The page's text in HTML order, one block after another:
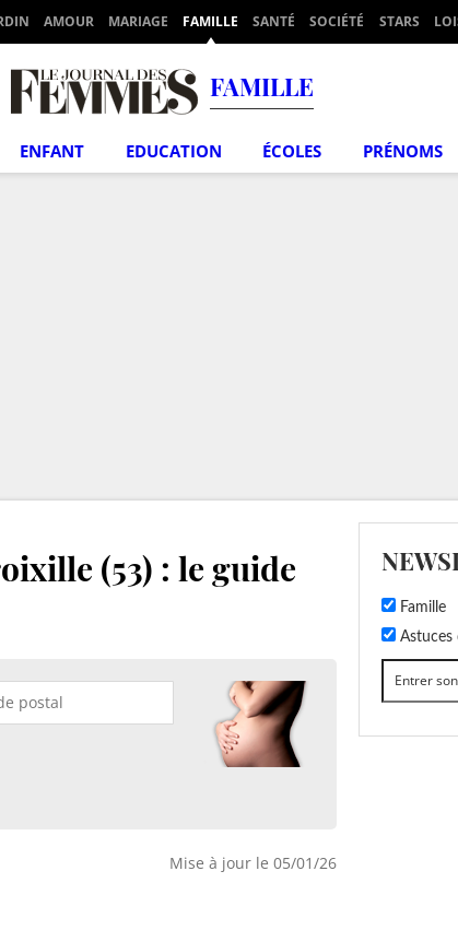
AMOUR MARIAGE FAMILLE SANTÉ SOCIÉTÉ STARS
FAMILLE
ENFANT EDUCATION ÉCOLES PRÉNOMS
(53) : le guide
Mise à jour le 05/01/26
Famille
Astuces